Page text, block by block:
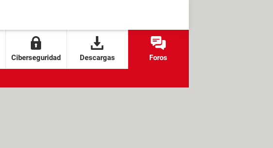
Ciberseguridad Descargas Foros